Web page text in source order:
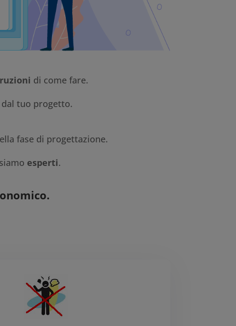
di come fare.
tuo progetto.
fase di progettazione.
esperti.